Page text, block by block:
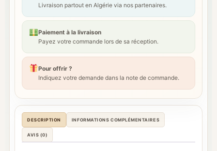
Livraison partout en Algérie via nos partenaires.
Paiement à la livraison
Payez votre commande lors de sa réception.
Pour offrir ?
Indiquez votre demande dans la note de commande.
DESCRIPTION INFORMATIONS COMPLÉMENTAIRES
AVIS (0)